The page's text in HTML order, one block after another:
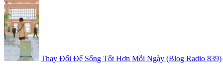
Thay Đổi Để Sống Tốt Hơn Mỗi Ngày (Blog Radio 839)